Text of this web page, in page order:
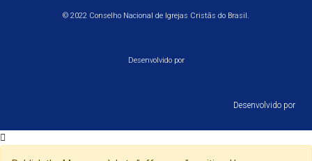
© 2022 Conselho Nacional de Igrejas Cristãs do Brasil.
Desenvolvido por
Desenvolvido por⠀